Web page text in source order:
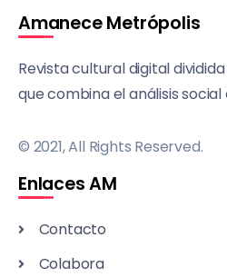
Amanece Metrópolis
Revista cultural digital
que combina el análisis
© 2021, All Rights Reserved.
Enlaces AM
Contacto
Colabora